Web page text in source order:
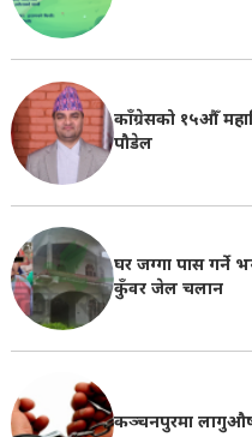
काँग्रेसको १५औँ
पौडेल
घर जग्गा पास गर्ने
कुँवर जेल चलान
कञ्चनपुरमा